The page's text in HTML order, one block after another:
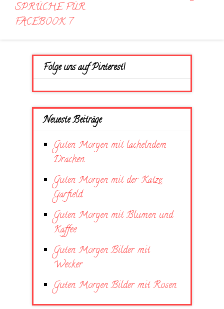
SPRÜCHE FÜR
FACEBOOK 7
Folge uns auf Pinterest!
Neueste Beiträge
Guten Morgen mit lächelndem
Drachen
Guten Morgen mit der Katze
Garfield
Guten Morgen mit Blumen und
Kaffee
Guten Morgen Bilder mit
Wecker
Guten Morgen Bilder mit Rosen